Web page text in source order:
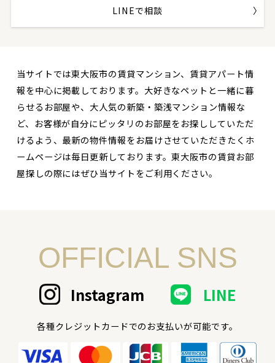
LINEで相談
当サイトでは東大阪市の賃貸マンション、賃貸アパート情
報を中心に掲載しております。大好きなペットと一緒に暮
らせるお部屋や、大人気の新築・築浅マンション情報な
ど、お客様が自分にピッタリのお部屋をお探ししていただ
けるよう、最新の物件情報をお届けさせていただきたくホ
ームページは毎日更新しております。東大阪市の賃貸お部
屋探しの際にはぜひ当サイトをご利用ください。
OFFICIAL SNS
Instagram LINE
各種クレジットカードでのお支払いが可能です。